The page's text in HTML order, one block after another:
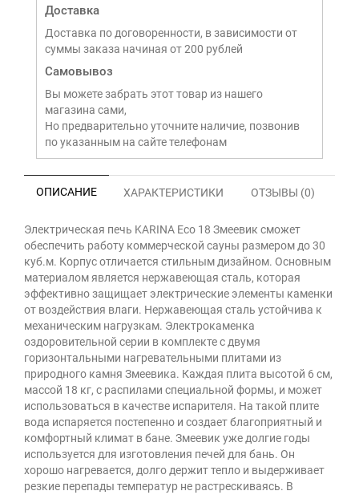
Доставка
Доставка по договоренности, в зависимости от
суммы заказа начиная от 200 рублей
Самовывоз
Вы можете забрать этот товар из нашего
магазина сами,
Но предварительно уточните наличие, позвонив
по указанным на сайте телефонам
ОПИСАНИЕ ХАРАКТЕРИСТИКИ ОТЗЫВЫ (0)
Электрическая печь KARINA Eco 18 Змеевик сможет
обеспечить работу коммерческой сауны размером до 30
куб.м. Корпус отличается стильным дизайном. Основным
материалом является нержавеющая сталь, которая
эффективно защищает электрические элементы каменки
от воздействия влаги. Нержавеющая сталь устойчива к
механическим нагрузкам. Электрокаменка
оздоровительной серии в комплекте с двумя
горизонтальными нагревательными плитами из
природного камня Змеевика. Каждая плита высотой 6 см,
массой 18 кг, с распилами специальной формы, и может
использоваться в качестве испарителя. На такой плите
вода испаряется постепенно и создает благоприятный и
комфортный климат в бане. Змеевик уже долгие годы
используется для изготовления печей для бань. Он
хорошо нагревается, долго держит тепло и выдерживает
резкие перепады температур не растрескиваясь. В